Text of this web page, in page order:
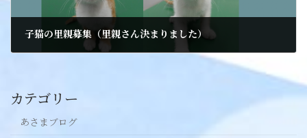
子猫の里親募集（里親さん決まりました）
2024年12月19日
カテゴリー
あさまブログ